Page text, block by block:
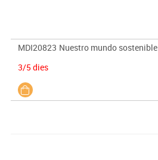
MDI20823 Nuestro mundo sostenible
3/5 dies